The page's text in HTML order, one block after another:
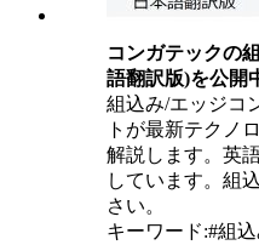
コンガテックの
語翻訳版)を公開
組込み/エッジコ
トが最新テクノ
解説します。英
しています。組
さい。
キーワード:#組